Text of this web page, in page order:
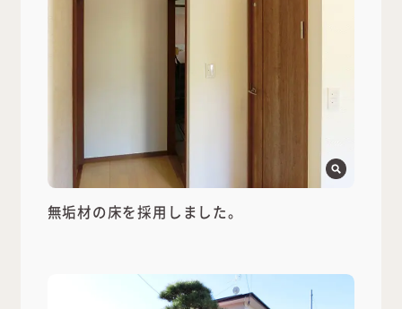
無垢材の床を採用しました。